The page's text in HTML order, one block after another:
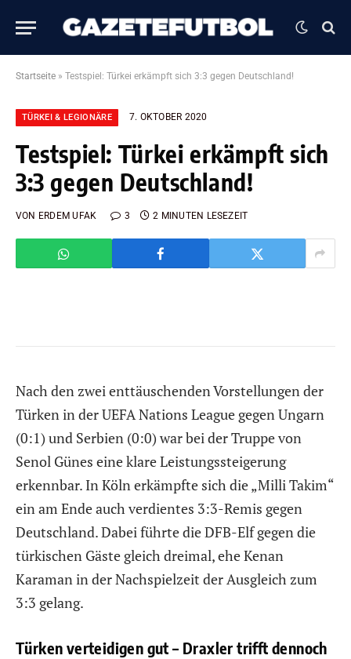
Startseite » Testspiel: Türkei erkämpft sich 3:3 gegen Deutschland!
TÜRKEI & LEGIONÄRE 7. OKTOBER 2020
Testspiel: Türkei erkämpft sich
3:3 gegen Deutschland!
VON ERDEM UFAK 3 2 MINUTEN LESEZEIT
Nach den zwei enttäuschenden Vorstellungen der
Türken in der UEFA Nations League gegen Ungarn
(0:1) und Serbien (0:0) war bei der Truppe von
Senol Günes eine klare Leistungssteigerung
erkennbar. In Köln erkämpfte sich die „Milli Takim“
ein am Ende auch verdientes 3:3-Remis gegen
Deutschland. Dabei führte die DFB-Elf gegen die
türkischen Gäste gleich dreimal, ehe Kenan
Karaman in der Nachspielzeit der Ausgleich zum
3:3 gelang.
Türken verteidigen gut – Draxler trifft dennoch